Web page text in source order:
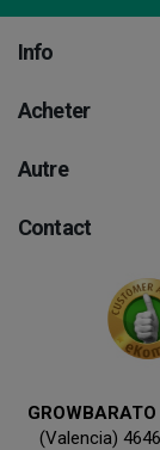
Info
Acheter
Autre
Contact
(Valencia)